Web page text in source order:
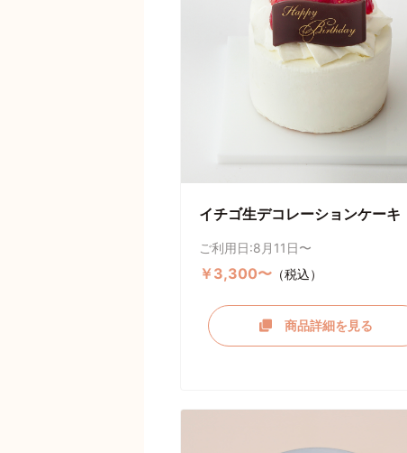
イチゴ生デコレーションケーキ
ご利用日:8月11日〜
￥3,300〜 （税込）
商品詳細を見る